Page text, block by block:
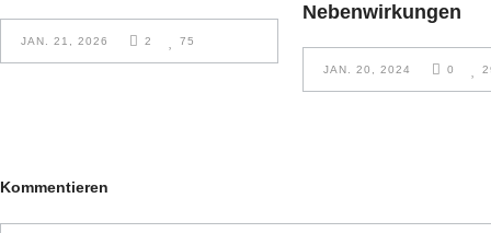
JAN. 21, 2026 2 75
Nebenwirkungen
JAN. 20, 2024 0
Kommentieren